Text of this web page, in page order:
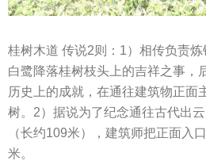
桂树木道 传说2则：1）相传负责
白鹭降落桂树枝头上的吉祥之事，
历史上的成就，在通往建筑物正面
树。2）据说为了纪念通往古代出
（长约109米），建筑师把正面入
米。